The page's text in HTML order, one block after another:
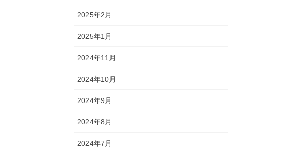
2025年2月
2025年1月
2024年11月
2024年10月
2024年9月
2024年8月
2024年7月